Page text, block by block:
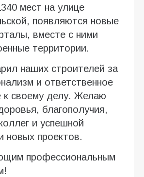
мест на улице
появляются новые
вместе с ними
территории.
наших строителей за
и ответственное
к своему делу. Желаю
благополучия,
и успешной
новых проектов.
профессиональным